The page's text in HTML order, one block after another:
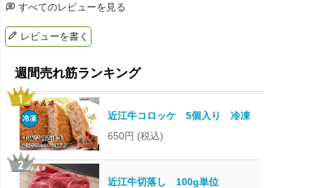
すべてのレビューを見る
レビューを書く
近江牛コロッケ 5個入り 冷凍
650円 (税込)
近江牛切落し 100g単位